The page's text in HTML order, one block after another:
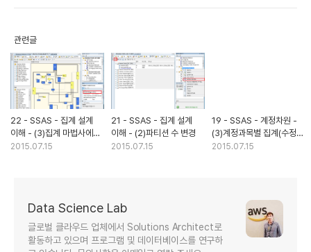
관련글
22 - SSAS - 집계 설계
이해 - (3)집계 마법사에
특성 추가
2015.07.15
21 - SSAS - 집계 설계
이해 - (2)파티션 수 변경
2015.07.15
19 - SSAS - 계정차원 -
(3)계정과목별 집계(수정
중)
2015.07.15
Data Science Lab
글로벌 클라우드 업체에서 Solutions Architect로
활동하고 있으며 프로그램 및 데이터베이스를 연구하